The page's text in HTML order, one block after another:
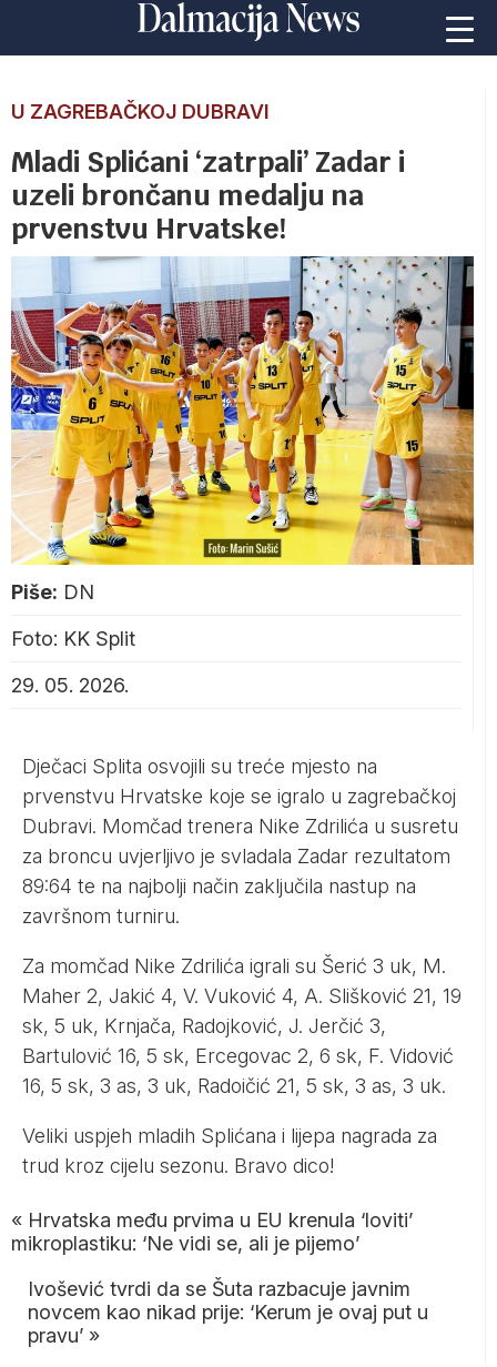
U ZAGREBAČKOJ DUBRAVI
Mladi Splićani ‘zatrpali’ Zadar i
uzeli brončanu medalju na
prvenstvu Hrvatske!
Piše: DN
Foto: KK Split
29. 05. 2026.
Dječaci Splita osvojili su treće mjesto na
prvenstvu Hrvatske koje se igralo u zagrebačkoj
Dubravi. Momčad trenera Nike Zdrilića u susretu
za broncu uvjerljivo je svladala Zadar rezultatom
89:64 te na najbolji način zaključila nastup na
završnom turniru.
Za momčad Nike Zdrilića igrali su Šerić 3 uk, M.
Maher 2, Jakić 4, V. Vuković 4, A. Slišković 21, 19
sk, 5 uk, Krnjača, Radojković, J. Jerčić 3,
Bartulović 16, 5 sk, Ercegovac 2, 6 sk, F. Vidović
16, 5 sk, 3 as, 3 uk, Radoičić 21, 5 sk, 3 as, 3 uk.
Veliki uspjeh mladih Splićana i lijepa nagrada za
trud kroz cijelu sezonu. Bravo dico!
« Hrvatska među prvima u EU krenula ‘loviti’
mikroplastiku: ‘Ne vidi se, ali je pijemo’
Ivošević tvrdi da se Šuta razbacuje javnim
novcem kao nikad prije: ‘Kerum je ovaj put u
pravu’ »